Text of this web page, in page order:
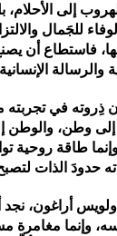
إلى الأحلام،
للجَمال
فاستطاع أن
ذِروته في تجربته
وطن، والوطن
طاقة روحية
حدودَ الذات
أراغون، نجد
وإنما مغامرة